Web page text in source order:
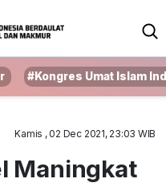
#Kongres Umat Islam
Kamis , 02 Dec 2021, 23:03 WIB
Maningkat